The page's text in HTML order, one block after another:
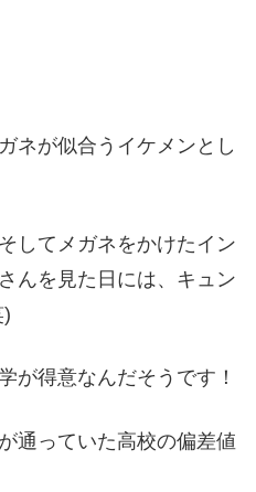
ネが似合うイケメンとし
してメガネをかけたイン
んを見た日には、キュン
が得意なんだそうです！
通っていた高校の偏差値